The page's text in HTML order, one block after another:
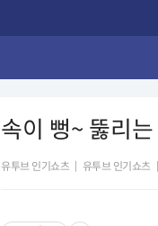
속이 뻥~ 뚫리
유투브 인기쇼츠 유투브 인기쇼츠